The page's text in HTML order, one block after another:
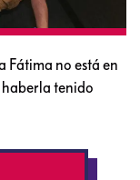
Fátima no está en
haberla tenido